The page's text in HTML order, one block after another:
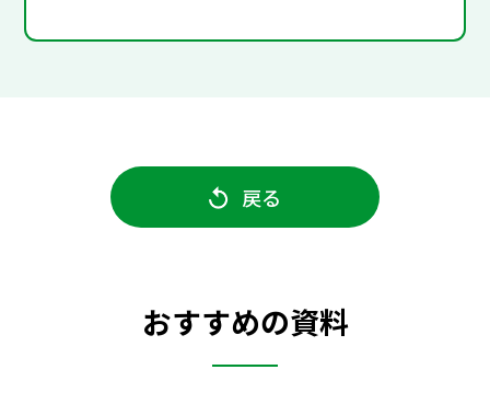
戻る
おすすめの資料